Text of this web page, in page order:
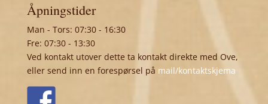
Åpningstider
Man - Tors: 07:30 - 16:30
Fre: 07:30 - 13:30
Ved kontakt utover dette ta kontakt direkte med Ove,
eller send inn en forespørsel på mail/kontaktskjema